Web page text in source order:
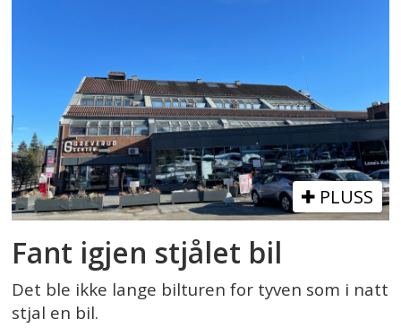
PLUSS
Fant igjen stjålet bil
Det ble ikke lange bilturen for tyven som i natt
stjal en bil.